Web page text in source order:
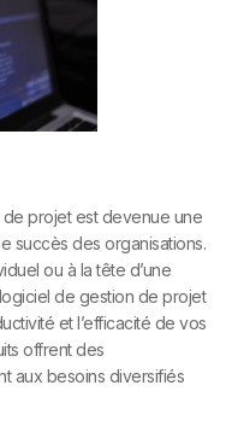
de projet est devenue une
succès des organisations.
ou à la tête d’une
de gestion de projet
et l’efficacité de vos
offrent des
aux besoins diversifiés